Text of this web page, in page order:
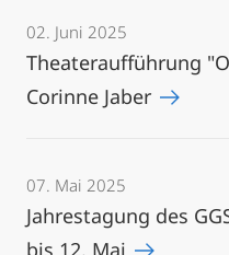
02. Juni 2025
Theateraufführung
Corinne Jaber
07. Mai 2025
Jahrestagung des
bis 12. Mai